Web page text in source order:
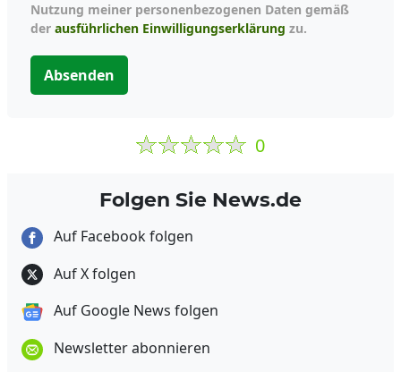
Nutzung meiner personenbezogenen Daten gemäß
der ausführlichen Einwilligungserklärung zu.
Absenden
0
Folgen Sie News.de
Auf Facebook folgen
Auf X folgen
Auf Google News folgen
Newsletter abonnieren